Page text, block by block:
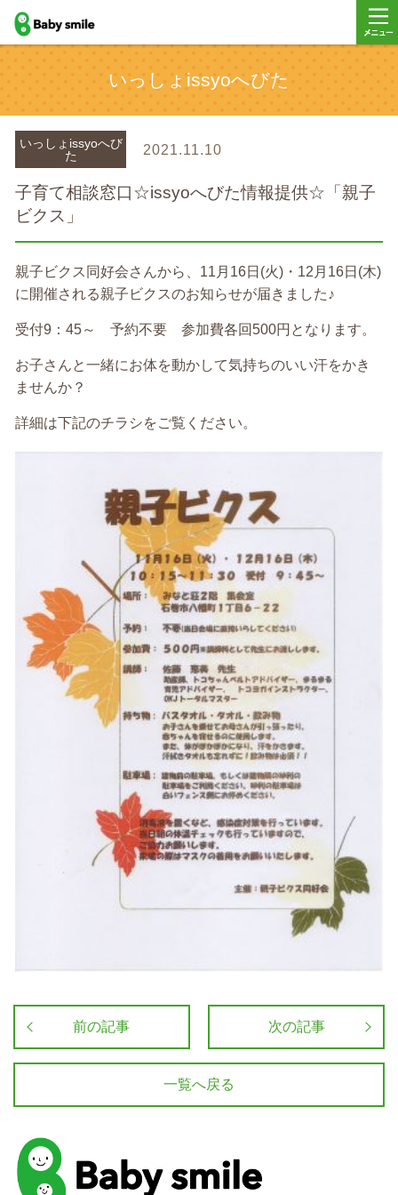
baby smile
いっしょissyoへびた
いっしょissyoへび
た
2021.11.10
子育て相談窓口☆issyoへびた情報提供☆「親子
ビクス」
親子ビクス同好会さんから、11月16日(火)・12月16日(木)
に開催される親子ビクスのお知らせが届きました♪
受付9：45～ 予約不要 参加費各回500円となります。
お子さんと一緒にお体を動かして気持ちのいい汗をかき
ませんか？
詳細は下記のチラシをご覧ください。
前の記事 次の記事
一覧へ戻る